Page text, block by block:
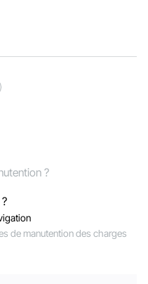
?
de manutention des charges